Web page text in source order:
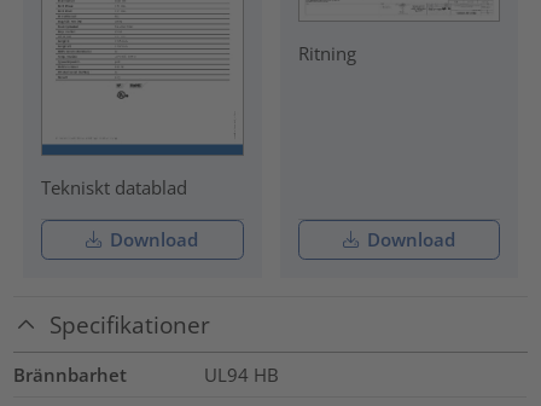
Tekniskt datablad
Download
Ritning
Download
Specifikationer
Brännbarhet
UL94 HB